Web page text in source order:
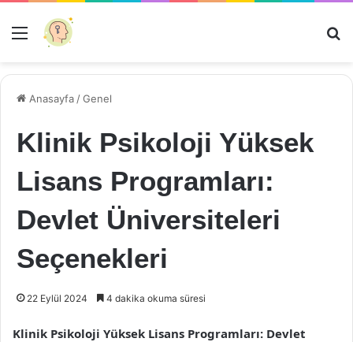
Menü
Anasayfa /Genel
Klinik Psikoloji Yüksek
Lisans Programları:
Devlet Üniversiteleri
Seçenekleri
22 Eylül 2024 4 dakika okuma süresi
Klinik Psikoloji Yüksek Lisans Programları: Devlet